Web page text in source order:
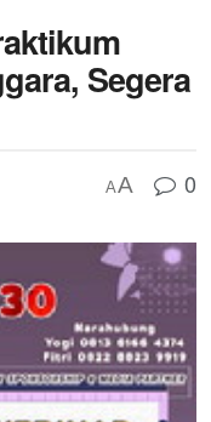
Segera
AA 0